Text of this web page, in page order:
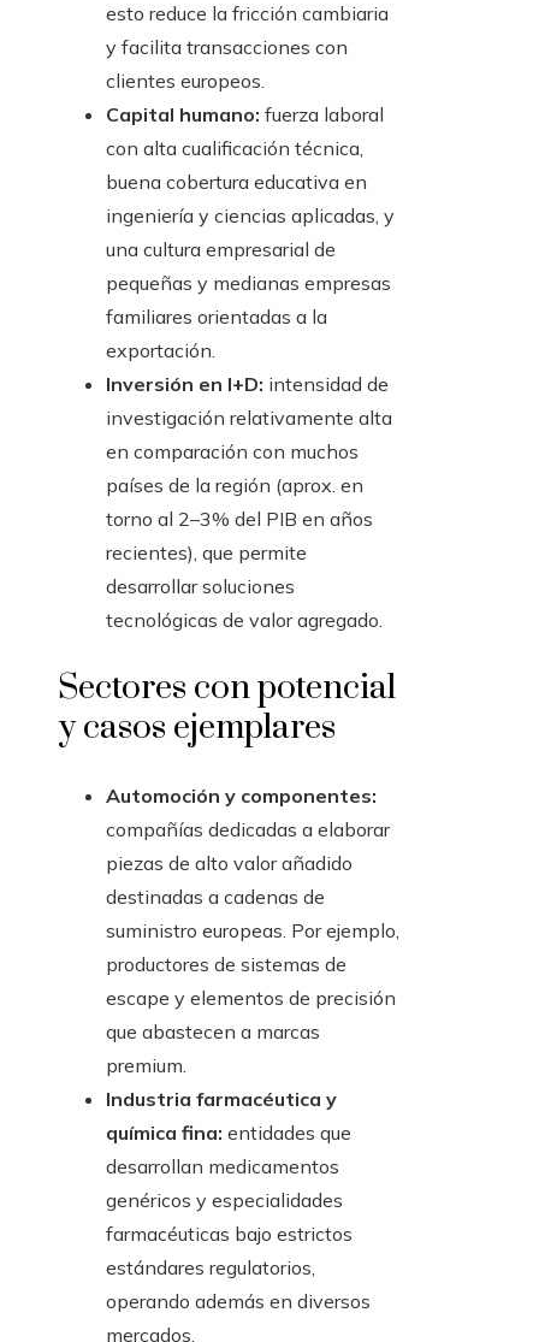
esto reduce la fricción cambiaria
y facilita transacciones con
clientes europeos.
Capital humano: fuerza laboral
con alta cualificación técnica,
buena cobertura educativa en
ingeniería y ciencias aplicadas, y
una cultura empresarial de
pequeñas y medianas empresas
familiares orientadas a la
exportación.
Inversión en I+D: intensidad de
investigación relativamente alta
en comparación con muchos
países de la región (aprox. en
torno al 2–3% del PIB en años
recientes), que permite
desarrollar soluciones
tecnológicas de valor agregado.
Sectores con potencial
y casos ejemplares
Automoción y componentes:
compañías dedicadas a elaborar
piezas de alto valor añadido
destinadas a cadenas de
suministro europeas. Por ejemplo,
productores de sistemas de
escape y elementos de precisión
que abastecen a marcas
premium.
Industria farmacéutica y
química fina: entidades que
desarrollan medicamentos
genéricos y especialidades
farmacéuticas bajo estrictos
estándares regulatorios,
operando además en diversos
mercados.